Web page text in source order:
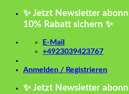
Zum
✨ Jetzt Newsletter
10% Rabatt sichern ✨
E-Mail
+4923039423767
Anmelden / Registrieren
✨ Jetzt Newsletter